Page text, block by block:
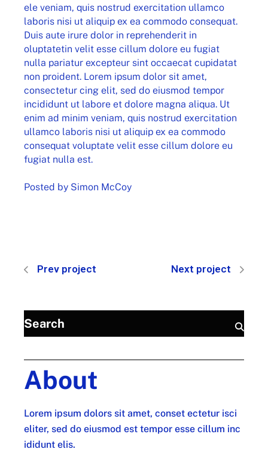
ele veniam, quis nostrud exercitation ullamco
laboris nisi ut aliquip ex ea commodo consequat.
Duis aute irure dolor in reprehenderit in
oluptatetin velit esse cillum dolore eu fugiat
nulla pariatur excepteur sint occaecat cupidatat
non proident. Lorem ipsum dolor sit amet,
consectetur cing elit, sed do eiusmod tempor
incididunt ut labore et dolore magna aliqua. Ut
enim ad minim veniam, quis nostrud exercitation
ullamco laboris nisi ut aliquip ex ea commodo
consequat voluptate velit esse cillum dolore eu
fugiat nulla est.
Posted by Simon McCoy
Prev project Next project
About
Lorem ipsum dolors sit amet, conset ectetur isci
eliter, sed do eiusmod est tempor esse cillum inc
ididunt elis.